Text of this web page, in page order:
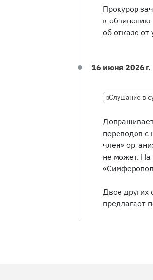
Прокурор
к обвинению
об отказе от
16 июня 2026 г.
Слушание в
переводов с
член»
не может. На
Двое других
предлагает